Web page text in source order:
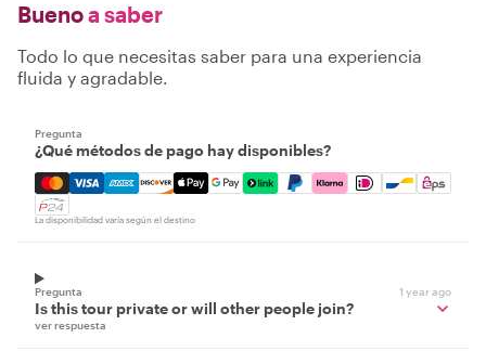
Buenoa saber
Todo lo que necesitas saber para una experiencia
fluida y agradable.
Pregunta
¿Qué métodos de pago hay disponibles?
Mastercard, Visa, Amex, Discover, Apple Pay, Google
La disponibilidad varía según el destino
Pregunta 1 year ago
Is this tour private or will other people join?
ver respuesta